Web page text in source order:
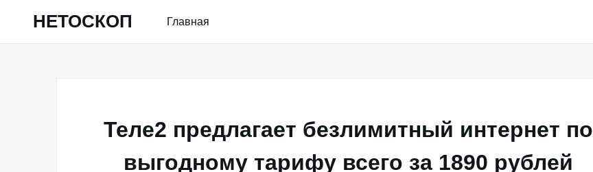
НЕТОСКОП Главная
Теле2 предлагает безлимитный интернет по
выгодному тарифу всего за 1890 рублей